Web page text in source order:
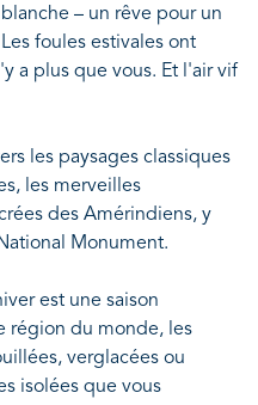
– un rêve pour un
Les foules estivales ont
a plus que vous. Et l'air vif
les paysages classiques
les merveilles
des Amérindiens, y
Monument.
est une saison
région du monde, les
verglacées ou
isolées que vous